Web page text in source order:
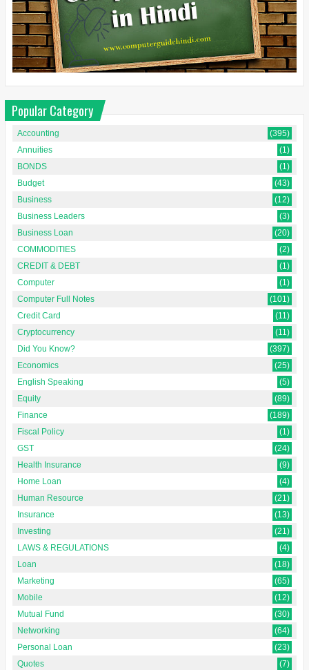
Popular Category
Accounting
(395)
Annuities
(1)
BONDS
(1)
Budget
(43)
Business
(12)
Business Leaders
(3)
Business Loan
(20)
COMMODITIES
(2)
CREDIT & DEBT
(1)
Computer
(1)
Computer Full Notes
(101)
Credit Card
(11)
Cryptocurrency
(11)
Did You Know?
(397)
Economics
(25)
English Speaking
(5)
Equity
(89)
Finance
(189)
Fiscal Policy
(1)
GST
(24)
Health Insurance
(9)
Home Loan
(4)
Human Resource
(21)
Insurance
(13)
Investing
(21)
LAWS & REGULATIONS
(4)
Loan
(18)
Marketing
(65)
Mobile
(12)
Mutual Fund
(30)
Networking
(64)
Personal Loan
(23)
Quotes
(7)